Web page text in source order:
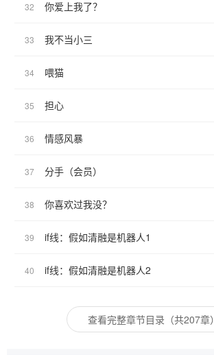
32 你爱上我了？
33 我不当小三
34 喂猫
35 担心
36 情感风暴
37 分手（会员）
38 你喜欢过我没？
39 if线：假如清融是机器人1
40 if线：假如清融是机器人2
查看完整章节目录（共207章）